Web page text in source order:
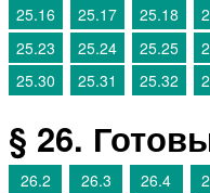
25.16
25.17 25.18
25.23
25.24 25.25
25.30
25.31 25.32
§ 26.
26.2
26.3 26.4